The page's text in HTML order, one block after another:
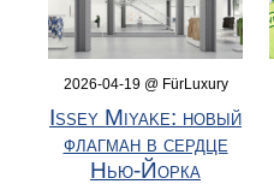
2026-04-19 @ FürLuxury
Issey Miyake: новый
флагман в сердце
Нью-Йорка